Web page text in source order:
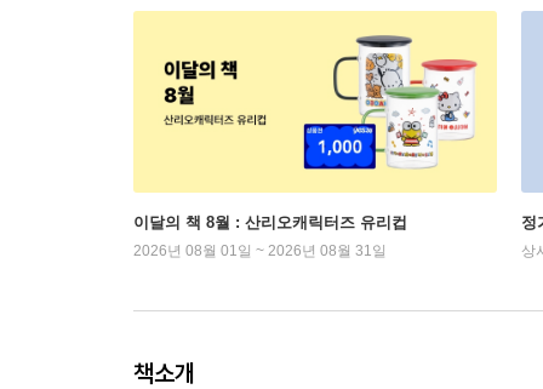
이달의 책 8월 : 산리오캐릭터즈 유리컵
2026년 08월 01일 ~ 2026년 08월 31일
정
상
책소개